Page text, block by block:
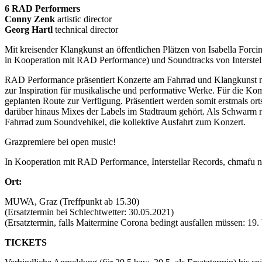
6 RAD Performers
Conny Zenk artistic director
Georg Hartl technical director
Mit kreisender Klangkunst an öffentlichen Plätzen von Isabella
in Kooperation mit RAD Performance) und Soundtracks von
RAD Performance präsentiert Konzerte am Fahrrad und
zur Inspiration für musikalische und performative Werke. Für die
geplanten Route zur Verfügung. Präsentiert werden somit erstmals
darüber hinaus Mixes der Labels im Stadtraum gehört. Als
Fahrrad zum Soundvehikel, die kollektive Ausfahrt zum Konzert.
Grazpremiere bei open music!
In Kooperation mit RAD Performance, Interstellar Records, chmafu
Ort:
MUWA, Graz (Treffpunkt ab 15.30)
(Ersatztermin bei Schlechtwetter: 30.05.2021)
(Ersatztermin, falls Maitermine Corona bedingt ausfallen müssen:
TICKETS